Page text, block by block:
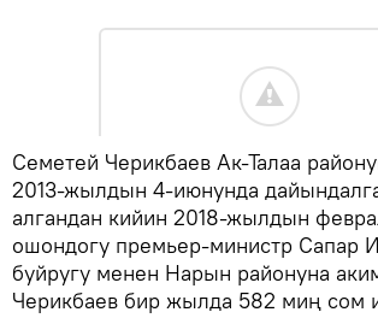
Семетей Черикбаев Ак-Талаа
2013-жылдын 4-июнунда
алгандан кийин 2018-жылдын
ошондогу премьер-министр Сапар
буйругу менен Нарын районуна
Черикбаев бир жылда 582 миң сом